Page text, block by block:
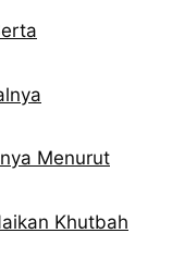
Menurut
Khutbah